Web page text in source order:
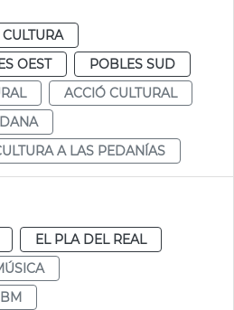
CULTURA
OEST
POBLES SUD
ACCIÓ CULTURAL
A LAS PEDANÍAS
EL PLA DEL REAL